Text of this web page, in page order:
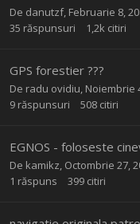
De danutzf, Februarie 8,
35 răspunsuri 1,2k citiri
GPS forestier ???
De radu ovidiu, Noiembrie
9 răspunsuri 508 citiri
EGNOS - foloseste
De kamikz, Octombrie 27,
1 răspuns 399 citiri